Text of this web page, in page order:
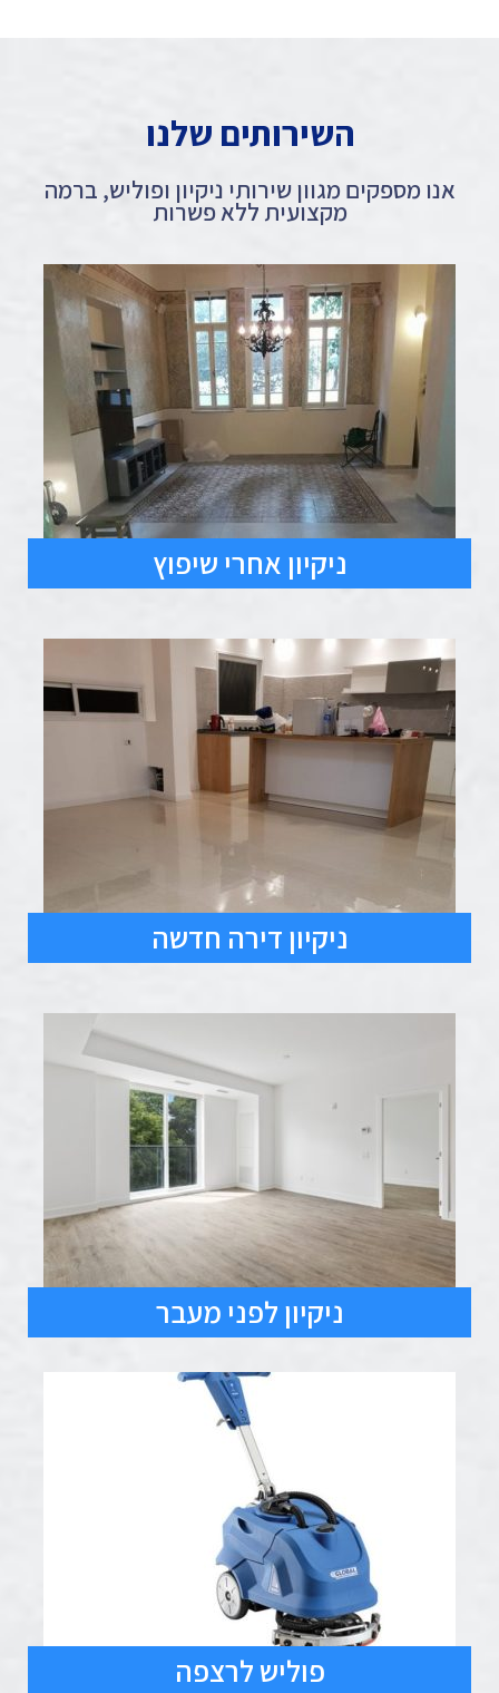
השירותים שלנו
אנו מספקים מגוון שירותי ניקיון ופוליש, ברמה
מקצועית ללא פשרות
ניקיון אחרי שיפוץ
ניקיון דירה חדשה
ניקיון לפני מעבר
פוליש לרצפה